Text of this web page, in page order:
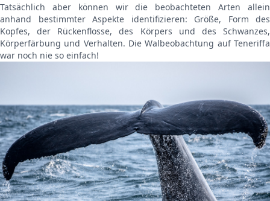
Tatsächlich aber können wir die beobachteten Arten allein
anhand bestimmter Aspekte identifizieren: Größe, Form des
Kopfes, der Rückenflosse, des Körpers und des Schwanzes,
Körperfärbung und Verhalten. Die Walbeobachtung auf Teneriffa
war noch nie so einfach!